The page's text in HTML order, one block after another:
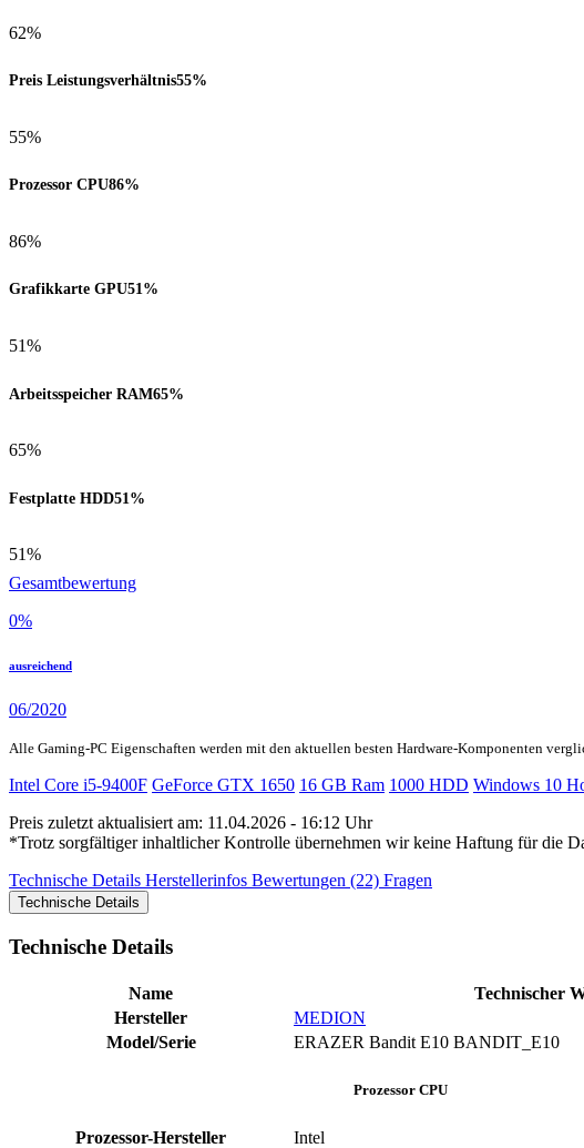
62%
Preis Leistungsverhältnis55%
55%
Prozessor CPU86%
86%
Grafikkarte GPU51%
51%
Arbeitsspeicher RAM65%
65%
Festplatte HDD51%
51%
Gesamtbewertung
0%
ausreichend
06/2020
Alle Gaming-PC Eigenschaften werden mit den aktuellen besten Hardware-Komponenten
Intel Core i5-9400F GeForce GTX 1650 16 GB Ram 1000 HDD Windows 10
Preis zuletzt aktualisiert am: 11.04.2026 - 16:12 Uhr
*Trotz sorgfältiger inhaltlicher Kontrolle übernehmen wir keine Haftung für die
Technische Details Herstellerinfos Bewertungen (22) Fragen
Technische Details
Technische Details
Name
Technischer
Hersteller
MEDION
Model/Serie
‎ERAZER Bandit E10 ‎BANDIT_E10
Prozessor CPU
Prozessor-Hersteller
‎Intel